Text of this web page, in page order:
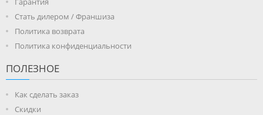
Стать дилером / Франшиза
Политика возврата
Политика конфиденциальности
ПОЛЕЗНОЕ
Как сделать заказ
Скидки